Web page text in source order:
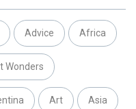
Advice Africa
Wonders
Art Asia